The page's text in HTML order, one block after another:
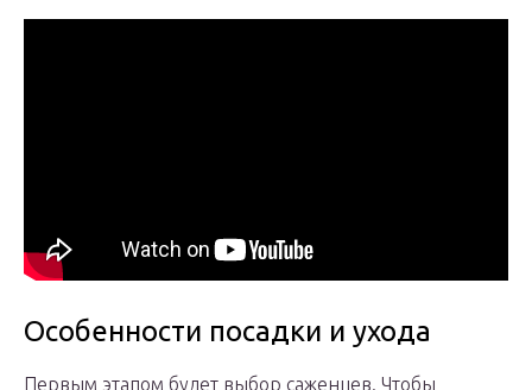
Особенности посадки и ухода
Первым этапом будет выбор саженцев. Чтобы